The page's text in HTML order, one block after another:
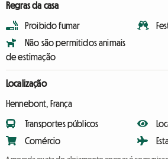
Regras da casa
Proibido fumar
Não são permitidos animais
de estimação
Localização
Hennebont, França
Transportes públicos
Comércio